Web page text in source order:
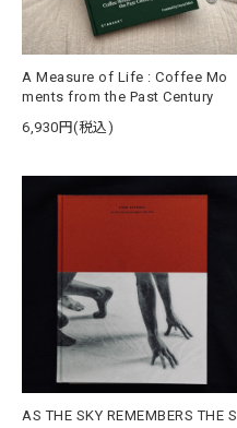
A Measure of Life : Coffee Mo
ments from the Past Century
6,930円(税込)
AS THE SKY REMEMBERS THE S